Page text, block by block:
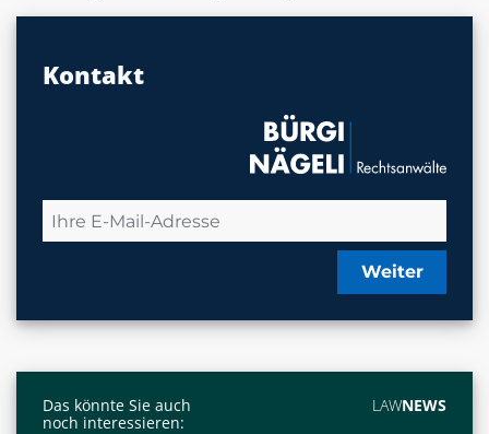
Kontakt
Weiter
Das könnte Sie auch
noch interessieren:
LAWNEWS